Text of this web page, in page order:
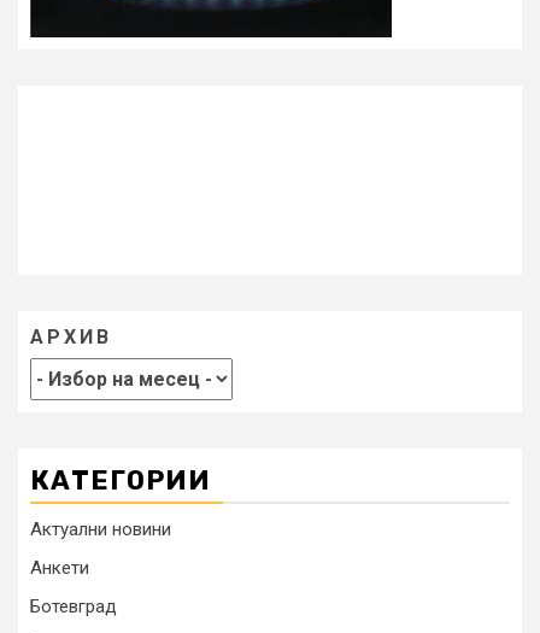
АРХИВ
КАТЕГОРИИ
Актуални новини
Анкети
Ботевград